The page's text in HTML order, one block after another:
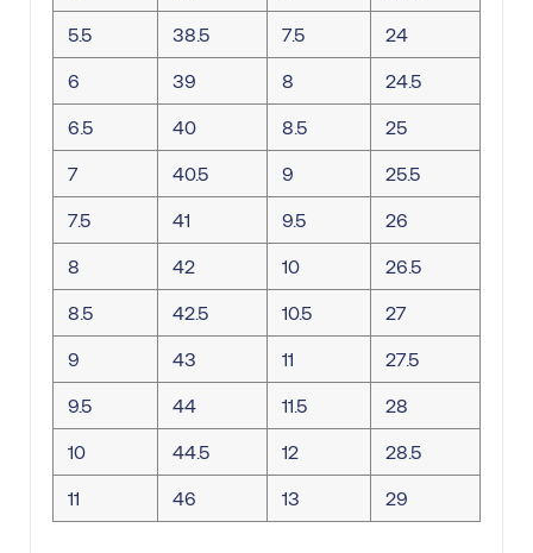
5.5 38.5 7.5 24
6 39 8 24.5
6.5 40 8.5 25
7 40.5 9 25.5
7.5 41 9.5 26
8 42 10 26.5
8.5 42.5 10.5 27
9 43 11 27.5
9.5 44 11.5 28
10 44.5 12 28.5
11 46 13 29